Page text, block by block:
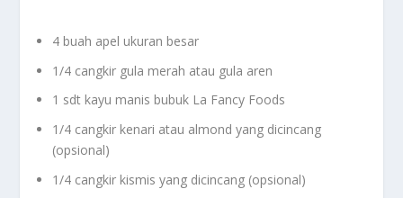
4 buah apel ukuran besar
1/4 cangkir gula merah atau gula aren
1 sdt kayu manis bubuk La Fancy Foods
1/4 cangkir kenari atau almond yang dicincang
(opsional)
1/4 cangkir kismis yang dicincang (opsional)